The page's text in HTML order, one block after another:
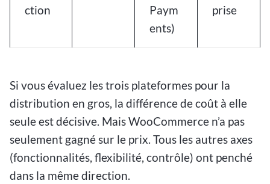
ction
Paym
ents)
prise
Si vous évaluez les trois plateformes pour la
distribution en gros, la différence de coût à elle
seule est décisive. Mais WooCommerce n’a pas
seulement gagné sur le prix. Tous les autres axes
(fonctionnalités, flexibilité, contrôle) ont penché
dans la même direction.